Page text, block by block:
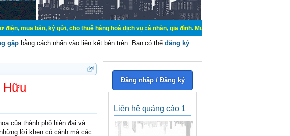
ký gửi, cho thuê hàng hoá dịch vụ cá nhân, gia đình. Mua bán, ký gửi, cho thuê thiết bị hệ
gặp bằng cách nhấn vào liên kết bên trên. Bạn có thể đăng ký
Hữu
của thành phố hiện đại và
lời khen có cánh mà các
Đăng nhập / Đăng ký
Liên hệ quảng cáo 1